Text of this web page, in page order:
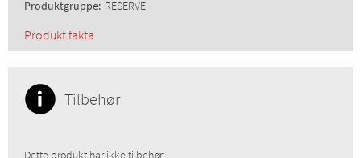
Produktgruppe: RESERVE
Produkt fakta
Tilbehør
Dette produkt har ikke tilbehør.